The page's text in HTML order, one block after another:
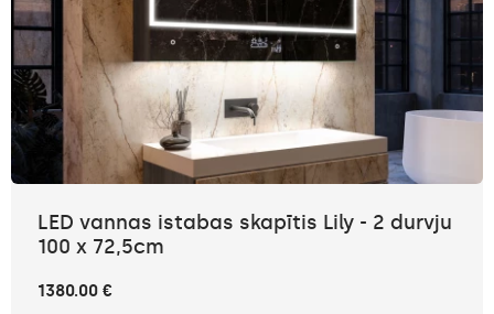
LED vannas istabas skapītis Lily - 2 durvju
100 x 72,5cm
1380.00 €